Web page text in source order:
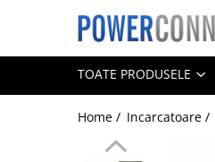
Toate Produsele
Sisteme filtrare apa
Sisteme filtrare apa
TOATE PRODUSELE
Home / Incarcatoare /